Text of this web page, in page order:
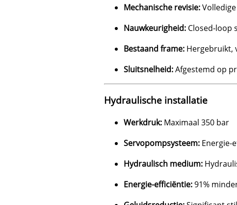
Mechanische revisie:
Nauwkeurigheid:
Bestaand frame: Hergebruikt,
Sluitsnelheid:Afgestemd op
Hydraulische installatie
Werkdruk: Maximaal 350 bar
Servopompsysteem: Energie-
Hydraulisch medium:
Energie-efficiëntie:91%